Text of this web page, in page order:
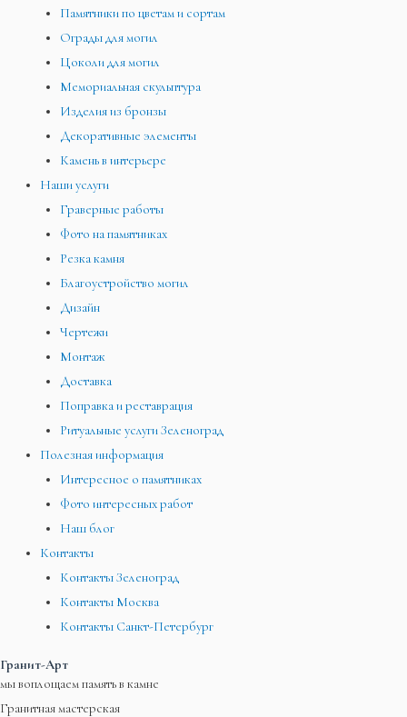
Памятники по цветам и сортам
Ограды для могил
Цоколи для могил
Мемориальная скульптура
Изделия из бронзы
Декоративные элементы
Камень в интерьере
Наши услуги
Граверные работы
Фото на памятниках
Резка камня
Благоустройство могил
Дизайн
Чертежи
Монтаж
Доставка
Поправка и реставрация
Ритуальные услуги Зеленоград
Полезная информация
Интересное о памятниках
Фото интересных работ
Наш блог
Контакты
Контакты Зеленоград
Контакты Москва
Контакты Санкт-Петербург
Гранит-Арт
мы воплощаем память в камне
Гранитная мастерская